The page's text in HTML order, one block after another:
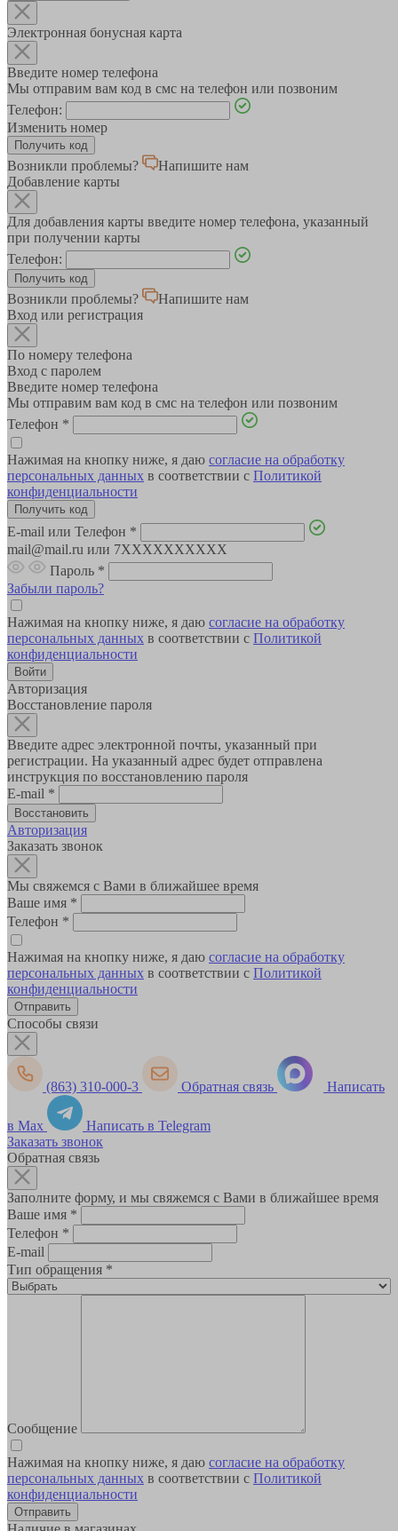
Электронная бонусная карта
Введите номер телефона
Мы отправим вам код в смс на телефон или позвоним
Телефон:
Изменить номер
Возникли проблемы?
Напишите нам
Добавление карты
Для добавления карты введите номер телефона, указанный
при получении карты
Телефон:
Возникли проблемы?
Напишите нам
Вход или регистрация
По номеру телефона
Вход с паролем
Введите номер телефона
Мы отправим вам код в смс на телефон или позвоним
Телефон *
Нажимая на кнопку ниже, я даю согласие на обработку
персональных данных в соответствии с Политикой
конфиденциальности
E-mail или Телефон *
mail@mail.ru или 7XXXXXXXXXX
Пароль *
Забыли пароль?
Нажимая на кнопку ниже, я даю согласие на обработку
персональных данных в соответствии с Политикой
конфиденциальности
Авторизация
Восстановление пароля
Введите адрес электронной почты, указанный при
регистрации. На указанный адрес будет отправлена
инструкция по восстановлению пароля
E-mail *
Авторизация
Заказать звонок
Мы свяжемся с Вами в ближайшее время
Ваше имя *
Телефон *
Нажимая на кнопку ниже, я даю согласие на обработку
персональных данных в соответствии с Политикой
конфиденциальности
Способы связи
(863) 310-000-3 Обратная связь Написать
в Max
Написать в Telegram
Заказать звонок
Обратная связь
Заполните форму, и мы свяжемся с Вами в ближайшее время
Ваше имя *
Телефон *
E-mail
Тип обращения *
Сообщение
Нажимая на кнопку ниже, я даю согласие на обработку
персональных данных в соответствии с Политикой
конфиденциальности